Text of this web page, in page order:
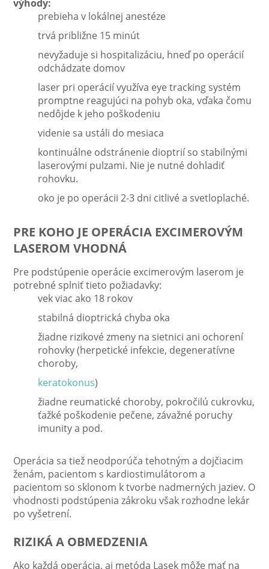
výhody:
prebieha v lokálnej anestéze
trvá približne 15 minút
nevyžaduje si hospitalizáciu, hneď po operácií
odchádzate domov
laser pri operácií využíva eye tracking systém
promptne reagujúci na pohyb oka, vďaka čomu
nedôjde k jeho poškodeniu
videnie sa ustáli do mesiaca
kontinuálne odstránenie dioptrií so stabilnými
laserovými pulzami. Nie je nutné dohladiť
rohovku.
oko je po operácii 2-3 dni citlivé a svetloplaché.
PRE KOHO JE OPERÁCIA EXCIMEROVÝM
LASEROM VHODNÁ
Pre podstúpenie operácie excimerovým laserom je
potrebné splniť tieto požiadavky:
vek viac ako 18 rokov
stabilná dioptrická chyba oka
žiadne rizikové zmeny na sietnici ani ochorení
rohovky (herpetické infekcie, degeneratívne
choroby,
keratokonus)
žiadne reumatické choroby, pokročilú cukrovku,
ťažké poškodenie pečene, závažné poruchy
imunity a pod.
Operácia sa tiež neodporúča tehotným a dojčiacim
ženám, pacientom s kardiostimulátorom a
pacientom so sklonom k tvorbe nadmerných jaziev. O
vhodnosti podstúpenia zákroku však rozhodne lekár
po vyšetrení.
RIZIKÁ A OBMEDZENIA
Ako každá operácia, aj metóda Lasek môže mať na